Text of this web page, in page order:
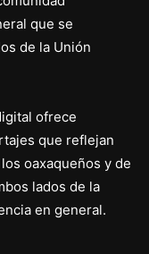
que se
de la Unión
ofrece
que reflejan
oaxaqueños y de
lados de la
en general.